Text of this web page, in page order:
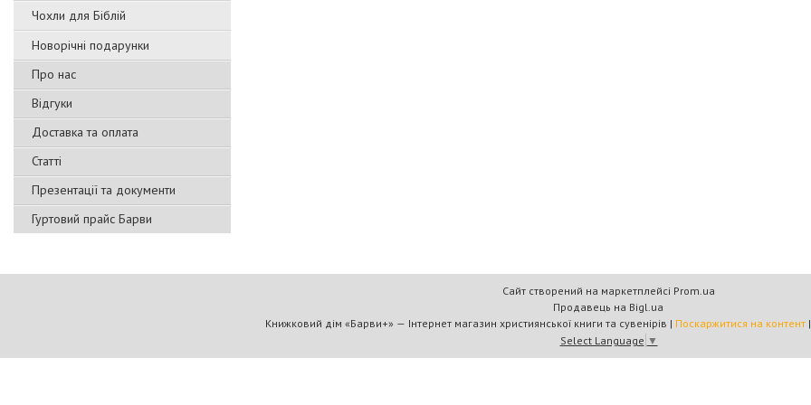
Чохли для Біблій
Новорічні подарунки
Про нас
Відгуки
Доставка та оплата
Статті
Презентації та документи
Гуртовий прайс Барви
Сайт створений на маркетплейсі Prom.ua
Продавець на Bigl.ua
Книжковий дім «Барви+» — Інтернет магазин християнської книги та сувенірів | Поскаржитися на контент |
Select Language ▼